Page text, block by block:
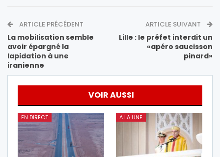
ARTICLE PRÉCÉDENT
La mobilisation semble
avoir épargné la
lapidation à une
iranienne
ARTICLE SUIVANT
Lille : le préfet interdit un
«apéro saucisson
pinard»
VOIR AUSSI
EN DIRECT A LA UNE